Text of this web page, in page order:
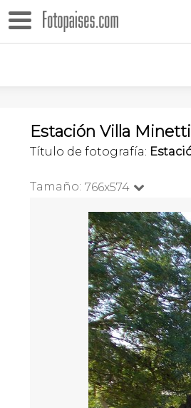
Estación Villa
Título de fotografía:
Tamaño: 766x574 